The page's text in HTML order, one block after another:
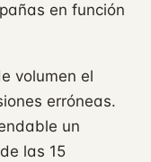
en función
volumen el
erróneas.
un
las 15